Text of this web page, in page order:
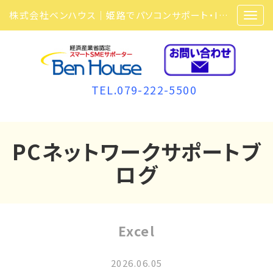
株式会社ベンハウス｜姫路でパソコンサポート・ITサポート・ITセキュリティ・複合機・ビジネスフォンなら弊社にお任せ
TEL.079-222-5500
PCネットワークサポートブ
ログ
Excel
2026.06.05